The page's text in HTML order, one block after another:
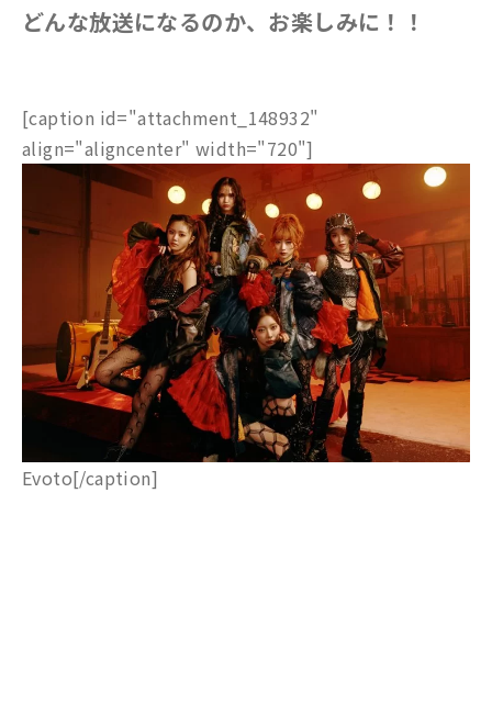
どんな放送になるのか、 お楽しみに！！
[caption id="attachment_148932"
align="aligncenter" width="720"]
Evoto[/caption]